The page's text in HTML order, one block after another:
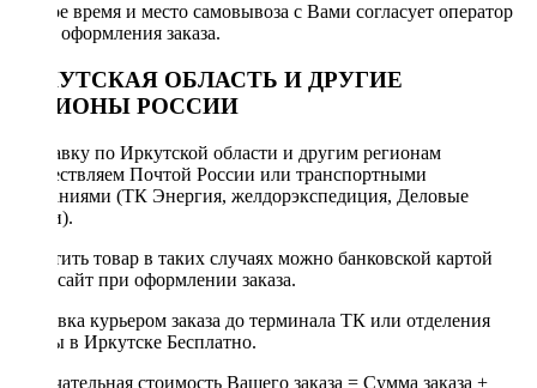
Точное время и место самовывоза с Вами согласует оператор
после оформления заказа.
ИРКУТСКАЯ ОБЛАСТЬ И ДРУГИЕ
РЕГИОНЫ РОССИИ
Отправку по Иркутской области и другим регионам
осуществляем Почтой России или транспортными
компаниями (ТК Энергия, желдорэкспедиция, Деловые
линии).
Оплатить товар в таких случаях можно банковской картой
через сайт при оформлении заказа.
Доставка курьером заказа до терминала ТК или отделения
Почты в Иркутске Бесплатно.
Окончательная стоимость Вашего заказа = Сумма заказа +